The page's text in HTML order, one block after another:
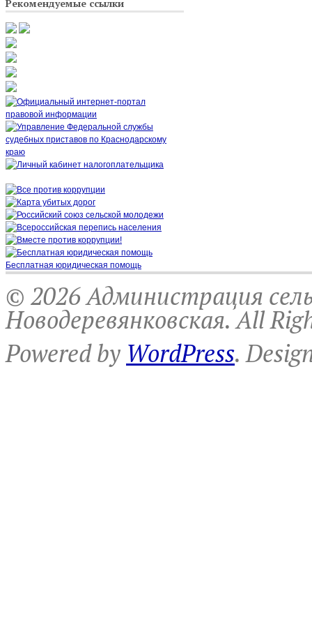
Рекомендуемые ссылки
Бесплатная юридическая помощь
© 2026 Администрация
Новодеревянковская. All
Powered by WordPress.